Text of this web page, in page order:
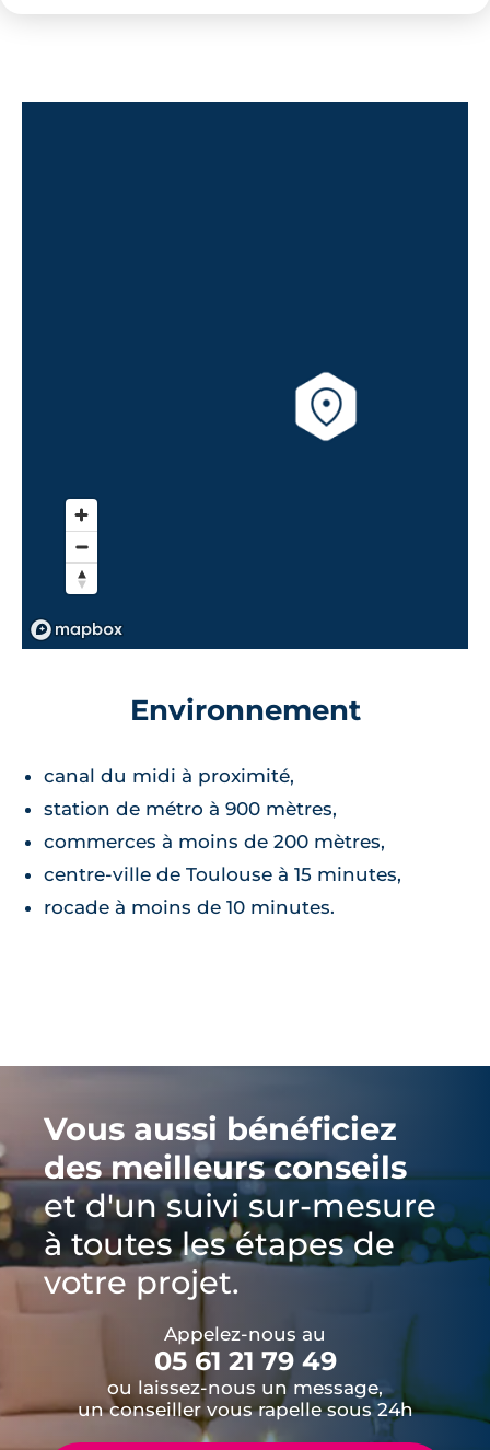
Environnement
canal du midi à proximité,
station de métro à 900 mètres,
commerces à moins de 200 mètres,
centre-ville de Toulouse à 15 minutes,
rocade à moins de 10 minutes.
Vous aussi bénéficiez
des meilleurs conseils
et d'un suivi sur-mesure
à toutes les étapes de
votre projet.
Appelez-nous au
05 61 21 79 49
ou laissez-nous un message,
un conseiller vous rapelle sous 24h